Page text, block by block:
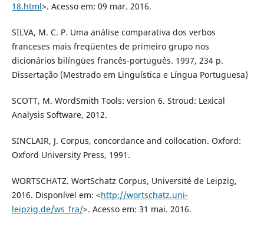
18.html>. Acesso em: 09 mar. 2016.
SILVA, M. C. P. Uma análise comparativa dos verbos
franceses mais freqüentes de primeiro grupo nos
dicionários bilíngües francês-português. 1997, 234 p.
Dissertação (Mestrado em Linguística e Língua Portuguesa)
SCOTT, M. WordSmith Tools: version 6. Stroud: Lexical
Analysis Software, 2012.
SINCLAIR, J. Corpus, concordance and collocation. Oxford:
Oxford University Press, 1991.
WORTSCHATZ. WortSchatz Corpus, Université de Leipzig,
2016. Disponível em: <http://wortschatz.uni-
leipzig.de/ws_fra/>. Acesso em: 31 mai. 2016.